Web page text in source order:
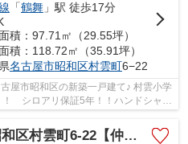
「鶴舞」駅 徒歩17分
積：97.71㎡（29.55坪）
積：118.72㎡（35.91坪）
名古屋市昭和区村雲町6−22
市昭和区の新築一戸建て♪ 村雲小学
！ シロアリ保証5年！！ハンドシャワ
【仲介手数料無料】新築一戸建て 2号棟